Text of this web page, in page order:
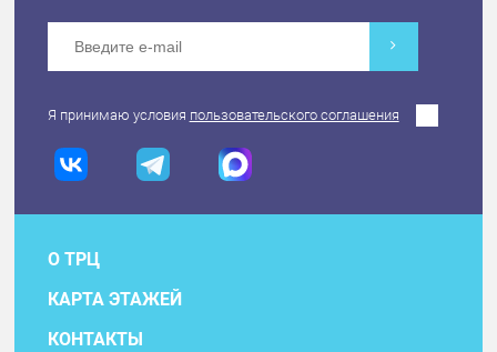
Я принимаю условия пользовательского соглашения
О ТРЦ
КАРТА ЭТАЖЕЙ
КОНТАКТЫ